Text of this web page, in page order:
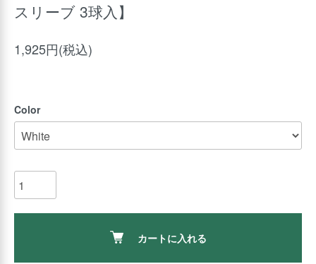
スリーブ 3球入】
1,925円(税込)
Color
カートに入れる